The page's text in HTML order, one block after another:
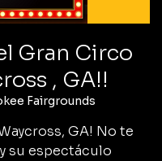
Gran Circo
, GA!!
Fairgrounds
GA! No te
su espectáculo